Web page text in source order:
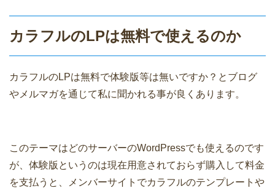
カラフルのLPは無料で使えるのか
カラフルのLPは無料で体験版等は無いですか？とブログ
やメルマガを通じて私に聞かれる事が良くあります。
このテーマはどのサーバーのWordPressでも使えるのです
が、体験版というのは現在用意されておらず購入して料金
を支払うと、メンバーサイトでカラフルのテンプレートや